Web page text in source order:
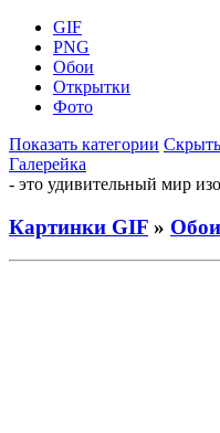
GIF
PNG
Обои
Открытки
Фото
Показать категории
Галерейка
- это удивительный мир
Картинки GIF »